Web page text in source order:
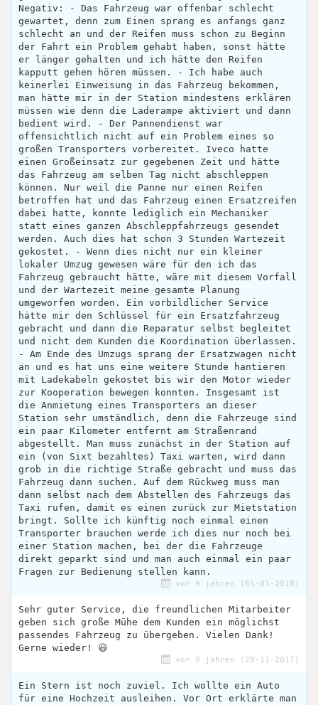
Negativ: - Das Fahrzeug war offenbar schlecht
gewartet, denn zum Einen sprang es anfangs ganz
schlecht an und der Reifen muss schon zu Beginn
der Fahrt ein Problem gehabt haben, sonst hätte
er länger gehalten und ich hätte den Reifen
kapputt gehen hören müssen. - Ich habe auch
keinerlei Einweisung in das Fahrzeug bekommen,
man hätte mir in der Station mindestens erklären
müssen wie denn die Laderampe aktiviert und dann
bedient wird. - Der Pannendienst war
offensichtlich nicht auf ein Problem eines so
großen Transporters vorbereitet. Iveco hatte
einen Großeinsatz zur gegebenen Zeit und hätte
das Fahrzeug am selben Tag nicht abschleppen
können. Nur weil die Panne nur einen Reifen
betroffen hat und das Fahrzeug einen Ersatzreifen
dabei hatte, konnte lediglich ein Mechaniker
statt eines ganzen Abschleppfahrzeugs gesendet
werden. Auch dies hat schon 3 Stunden Wartezeit
gekostet. - Wenn dies nicht nur ein kleiner
lokaler Umzug gewesen wäre für den ich das
Fahrzeug gebraucht hätte, wäre mit diesem Vorfall
und der Wartezeit meine gesamte Planung
umgeworfen worden. Ein vorbildlicher Service
hätte mir den Schlüssel für ein Ersatzfahrzeug
gebracht und dann die Reparatur selbst begleitet
und nicht dem Kunden die Koordination überlassen.
- Am Ende des Umzugs sprang der Ersatzwagen nicht
an und es hat uns eine weitere Stunde hantieren
mit Ladekabeln gekostet bis wir den Motor wieder
zur Kooperation bewegen konnten. Insgesamt ist
die Anmietung eines Transporters an dieser
Station sehr umständlich, denn die Fahrzeuge sind
ein paar Kilometer entfernt am Straßenrand
abgestellt. Man muss zunächst in der Station auf
ein (von Sixt bezahltes) Taxi warten, wird dann
grob in die richtige Straße gebracht und muss das
Fahrzeug dann suchen. Auf dem Rückweg muss man
dann selbst nach dem Abstellen des Fahrzeugs das
Taxi rufen, damit es einen zurück zur Mietstation
bringt. Sollte ich künftig noch einmal einen
Transporter brauchen werde ich dies nur noch bei
einer Station machen, bei der die Fahrzeuge
direkt geparkt sind und man auch einmal ein paar
Fragen zur Bedienung stellen kann.
vor 9 jahren (05-01-2018)
Sehr guter Service, die freundlichen Mitarbeiter
geben sich große Mühe dem Kunden ein möglichst
passendes Fahrzeug zu übergeben. Vielen Dank!
Gerne wieder! 😃
vor 9 jahren (29-11-2017)
Ein Stern ist noch zuviel. Ich wollte ein Auto
für eine Hochzeit ausleihen. Vor Ort erklärte man